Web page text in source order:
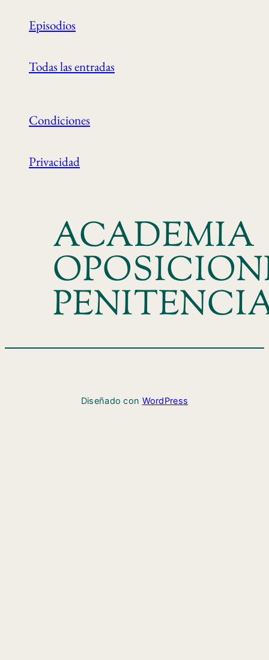
Episodios
Todas las entradas
Condiciones
Privacidad
ACADEMIA
Diseñado con WordPress